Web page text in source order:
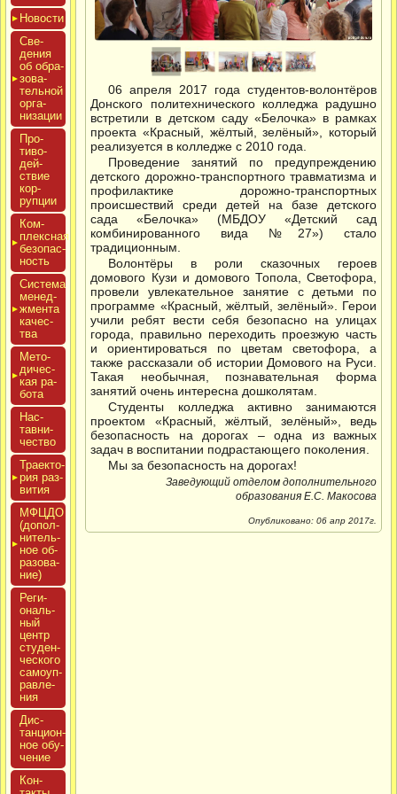
Новос­ти
Све­
дения
об об­ра­
зова­
тель­ной
ор­га­
низа­ции
Про­
тиво­
дей­
ствие
кор­
рупции
Ком­
плексная
бе­зопас­
ность
Сис­те­ма
ме­нед­
жмен­та
ка­чес­
тва
Мето­
дичес­
кая ра­
бота
Нас­
тавни­
чес­тво
Тра­ек­то­
рия раз­
ви­тия
МФЦДО
(до­пол­
ни­тель­
ное об­
ра­зова­
ние)
Реги­
ональ­
ный
центр
сту­ден­
ческо­го
са­мо­уп­
равле­
ния
Дис­
танци­он­
ное обу­
чение
Кон­
06 апреля 2017 года студентов-волонтёров
Донского политехнического колледжа радушно
встретили в детском саду «Белочка» в рамках
проекта «Красный, жёлтый, зелёный», который
реализуется в колледже с 2010 года.
Проведение занятий по предупреждению
детского дорожно-транспортного травматизма и
профилактике дорожно-транспортных
происшествий среди детей на базе детского
сада «Белочка» (МБДОУ «Детский сад
комбинированного вида №27») стало
традиционным.
Волонтёры в роли сказочных героев
домового Кузи и домового Топола, Светофора,
провели увлекательное занятие с детьми по
программе «Красный, жёлтый, зелёный». Герои
учили ребят вести себя безопасно на улицах
города, правильно переходить проезжую часть
и ориентироваться по цветам светофора, а
также рассказали об истории Домового на Руси.
Такая необычная, познавательная форма
занятий очень интересна дошколятам.
Студенты колледжа активно занимаются
проектом «Красный, жёлтый, зелёный», ведь
безопасность на дорогах ‒ одна из важных
задач в воспитании подрастающего поколения.
Мы за безопасность на дорогах!
Заведующий отделом дополнительного
образования Е.С. Макосова
Опубликовано: 06 апр 2017г.